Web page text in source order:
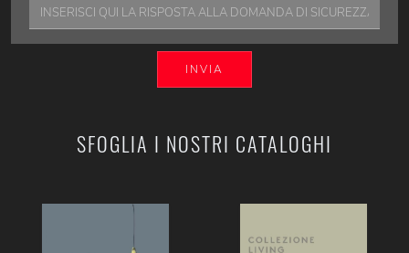
SFOGLIA I NOSTRI CATALOGHI
INVIA